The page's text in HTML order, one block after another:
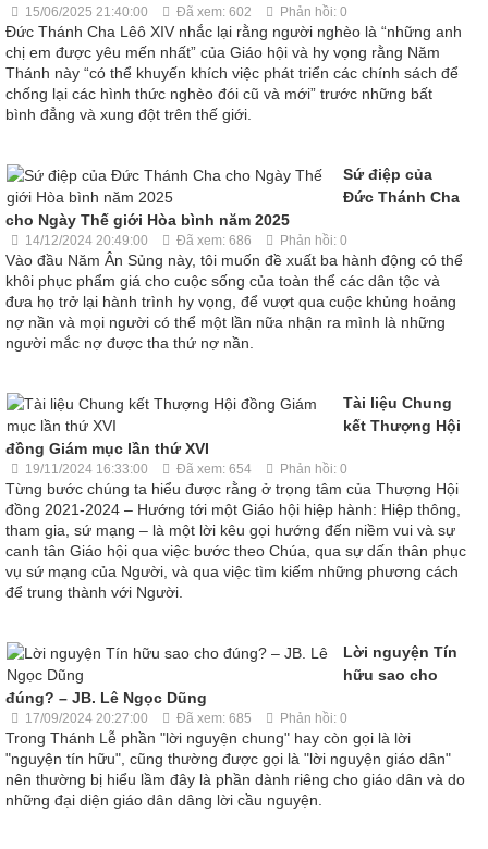
15/06/2025 21:40:00 Đã xem: 602 Phản hồi: 0
Đức Thánh Cha Lêô XIV nhắc lại rằng người nghèo là “những anh
chị em được yêu mến nhất” của Giáo hội và hy vọng rằng Năm
Thánh này “có thể khuyến khích việc phát triển các chính sách để
chống lại các hình thức nghèo đói cũ và mới” trước những bất
bình đẳng và xung đột trên thế giới.
Sứ điệp của
Đức Thánh Cha
cho Ngày Thế giới Hòa bình năm 2025
14/12/2024 20:49:00 Đã xem: 686 Phản hồi: 0
Vào đầu Năm Ân Sủng này, tôi muốn đề xuất ba hành động có thể
khôi phục phẩm giá cho cuộc sống của toàn thể các dân tộc và
đưa họ trở lại hành trình hy vọng, để vượt qua cuộc khủng hoảng
nợ nần và mọi người có thể một lần nữa nhận ra mình là những
người mắc nợ được tha thứ nợ nần.
Tài liệu Chung
kết Thượng Hội
đồng Giám mục lần thứ XVI
19/11/2024 16:33:00 Đã xem: 654 Phản hồi: 0
Từng bước chúng ta hiểu được rằng ở trọng tâm của Thượng Hội
đồng 2021-2024 – Hướng tới một Giáo hội hiệp hành: Hiệp thông,
tham gia, sứ mạng – là một lời kêu gọi hướng đến niềm vui và sự
canh tân Giáo hội qua việc bước theo Chúa, qua sự dấn thân phục
vụ sứ mạng của Người, và qua việc tìm kiếm những phương cách
để trung thành với Người.
Lời nguyện Tín
hữu sao cho
đúng? – JB. Lê Ngọc Dũng
17/09/2024 20:27:00 Đã xem: 685 Phản hồi: 0
Trong Thánh Lễ phần "lời nguyện chung" hay còn gọi là lời
"nguyện tín hữu", cũng thường được gọi là "lời nguyện giáo dân"
nên thường bị hiểu lầm đây là phần dành riêng cho giáo dân và do
những đại diện giáo dân dâng lời cầu nguyện.